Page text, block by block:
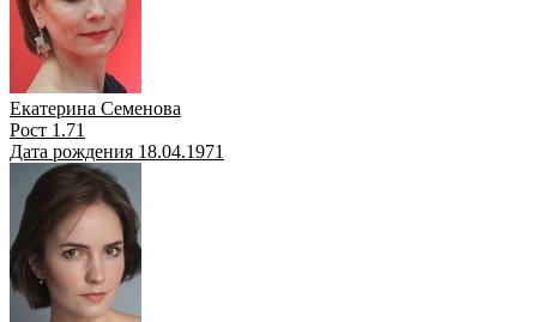
Екатерина Семенова
Рост 1.71
Дата рождения 18.04.1971